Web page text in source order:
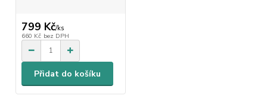
799 Kč/ks
660 Kč bez DPH
Přidat do košíku